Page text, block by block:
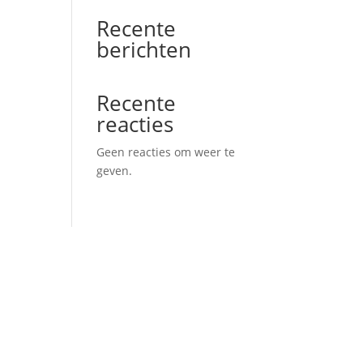
Recente
berichten
Recente
reacties
Geen reacties om weer te
geven.